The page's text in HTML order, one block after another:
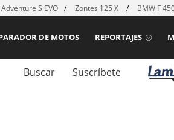
S EVO Zontes 125 X BMW F
REPORTAJES
DE MOTOS
Buscar Suscríbete